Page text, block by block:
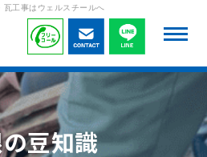
瓦工事はウェルスチールへ
豆知識